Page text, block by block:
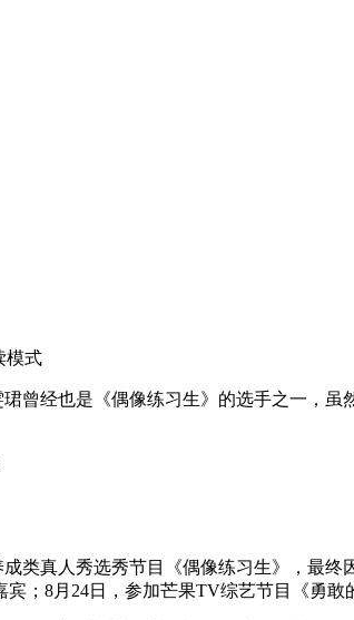
模式
曾经也是《偶像练习生》的选手之一，
类真人秀选秀节目《偶像练习生》，最
；8月24日，参加芒果TV综艺节目《勇